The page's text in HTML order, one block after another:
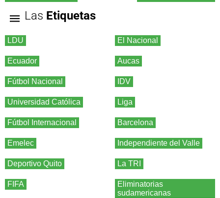
Las Etiquetas
LDU El Nacional
Ecuador Aucas
Fútbol Nacional IDV
Universidad Católica Liga
Fútbol Internacional Barcelona
Emelec Independiente del Valle
Deportivo Quito La TRI
FIFA
Eliminatorias
sudamericanas